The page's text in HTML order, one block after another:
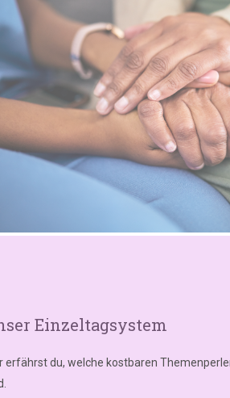
Einzeltagsystem
erfährst du, welche kostbaren